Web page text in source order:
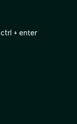
ctrl + enter